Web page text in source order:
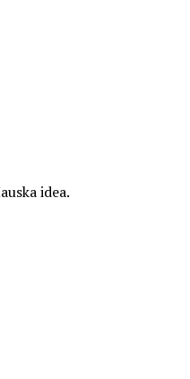
idea.